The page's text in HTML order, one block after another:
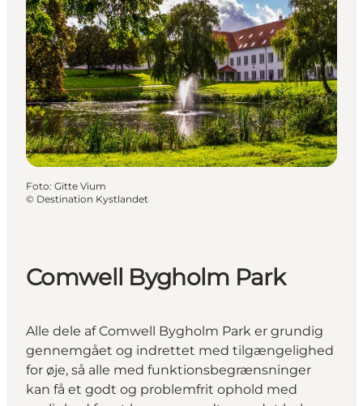
Foto: Gitte Vium
© Destination Kystlandet
Comwell Bygholm Park
Alle dele af Comwell Bygholm Park er grundig
gennemgået og indrettet med tilgængelighed
for øje, så alle med funktionsbegrænsninger
kan få et godt og problemfrit ophold med